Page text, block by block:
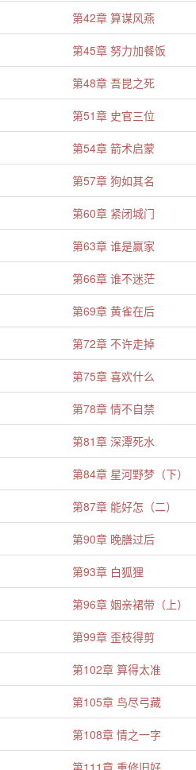
第42章 算谋风燕
第45章 努力加餐饭
第48章 吾昆之死
第51章 史官三位
第54章 箭术启蒙
第57章 狗如其名
第60章 紧闭城门
第63章 谁是赢家
第66章 谁不迷茫
第69章 黄雀在后
第72章 不许走掉
第75章 喜欢什么
第78章 情不自禁
第81章 深潭死水
第84章 星河野梦（下）
第87章 能好怎（二）
第90章 晚膳过后
第93章 白狐狸
第96章 姻亲裙带（上）
第99章 歪枝得剪
第102章 算得太准
第105章 鸟尽弓藏
第108章 情之一字
第111章 重修旧好